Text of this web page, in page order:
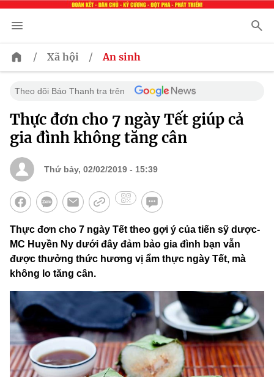
/ Xã hội / An sinh
Theo dõi Báo Thanh tra trên
Thực đơn cho 7 ngày Tết giúp cả
gia đình không tăng cân
Thứ bảy, 02/02/2019 - 15:39
Thực đơn cho 7 ngày Tết theo gợi ý của tiến sỹ dược-
MC Huyền Ny dưới đây đảm bảo gia đình bạn vẫn
được thưởng thức hương vị ẩm thực ngày Tết, mà
không lo tăng cân.